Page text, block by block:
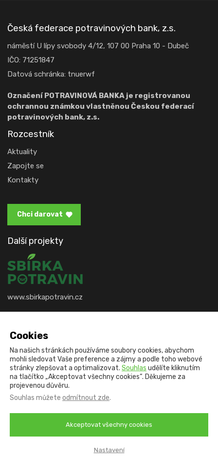
Česká federace potravinových bank, z.s.
náměstí U lípy svobody 4/12, 107 00 Praha 10 - Dubeč
IČO: 71251847
Datová schránka: tnuerwf
Označení POTRAVINOVÁ BANKA je registrovanou
ochrannou známkou vlastněnou Českou federací
potravinových bank, z.s.
Rozcestník
Aktuality
Zapojte se
Kontakty
Chci darovat
Další projekty
www.sbirkapotravin.cz
info@potravinovabanka.cz
#SpolecneProtiPlytvani
Informace o cookies
Cookies
Na našich stránkách používáme soubory cookies, abychom
mohli sledovat Vaše preference a zájmy a podle toho webové
stránky zlepšovat a optimalizovat. Souhlas udělíte kliknutím
na tlačítko „Akceptovat všechny cookies“. Děkujeme za
projevenou důvěru.
Souhlas můžete odmítnout zde.
Akceptovat všechny cookies
Nastavení